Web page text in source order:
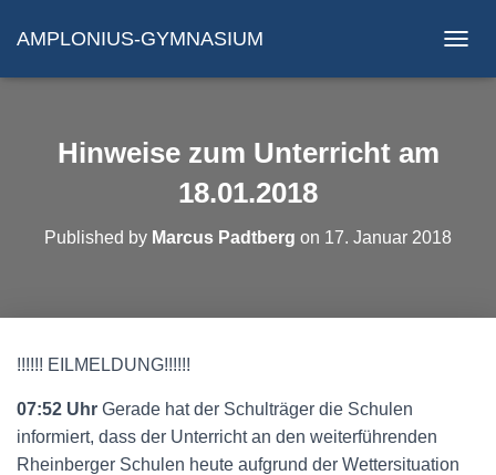
AMPLONIUS-GYMNASIUM
A
Hinweise zum Unterricht am
18.01.2018
Published by Marcus Padtberg on 17. Januar 2018
!!!!!! EILMELDUNG!!!!!!
07:52 Uhr Gerade hat der Schulträger die Schulen
informiert, dass der Unterricht an den weiterführenden
Rheinberger Schulen heute aufgrund der Wettersituation